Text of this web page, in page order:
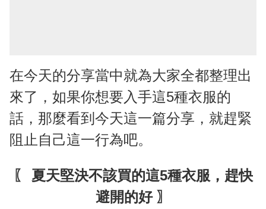
在今天的分享當中就為大家全都整理出
來了，如果你想要入手這5種衣服的
話，那麼看到今天這一篇分享，就趕緊
阻止自己這一行為吧。
〖 夏天堅決不該買的這5種衣服，趕快
避開的好 〗